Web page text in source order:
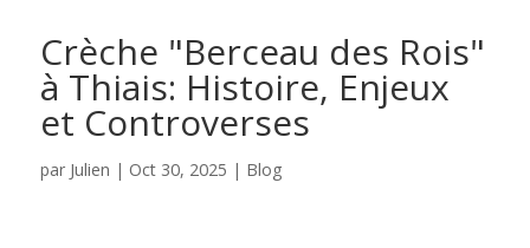
Crèche "Berceau des Rois"
à Thiais: Histoire, Enjeux
et Controverses
par Julien | Oct 30, 2025 | Blog